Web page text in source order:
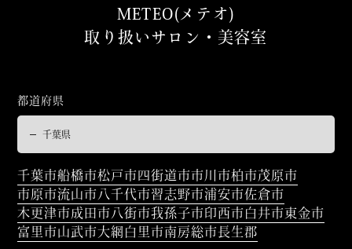
METEO(メテオ)
取り扱いサロン・美容室
都道府県
千葉市船橋市松戸市四街道市市川市柏市茂原市
市原市流山市 八千代市習志野市浦安市佐倉市
木更津市成田市 八街市我孫子市印西市白井市東金市
富里市山武市大網白里市南房総市長生郡